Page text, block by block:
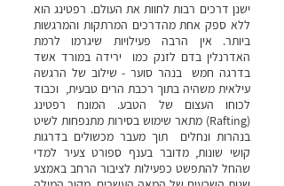
ישנן דרכים רבות לחוות את העולם. רפטינג הוא
ללא ספק אחת מהדרכים המרתקות והמרגשות
ביותר. אין הרבה פעילויות שיגרמו לרמת
האדרנלין בדם לזנק כמו ירידה במורד אשד
בדרגה חמש בנהר סוער - שילוב של הרגשה
עילאית משהיה בתוך רכבת הרים טבעית, וכבוד
לכוחו העצום של הטבע. המונח רפטינג
(Rafting) מתאר שימוש בסירות מתנפחות לשיט
בנהרות ונחלים תוך מעבר מכשולים בדרגות
קושי שונות, מדובר בענף ספורט צעיר למדי
שהחל להתפשט כפעילות לציבור הרחב באמצע